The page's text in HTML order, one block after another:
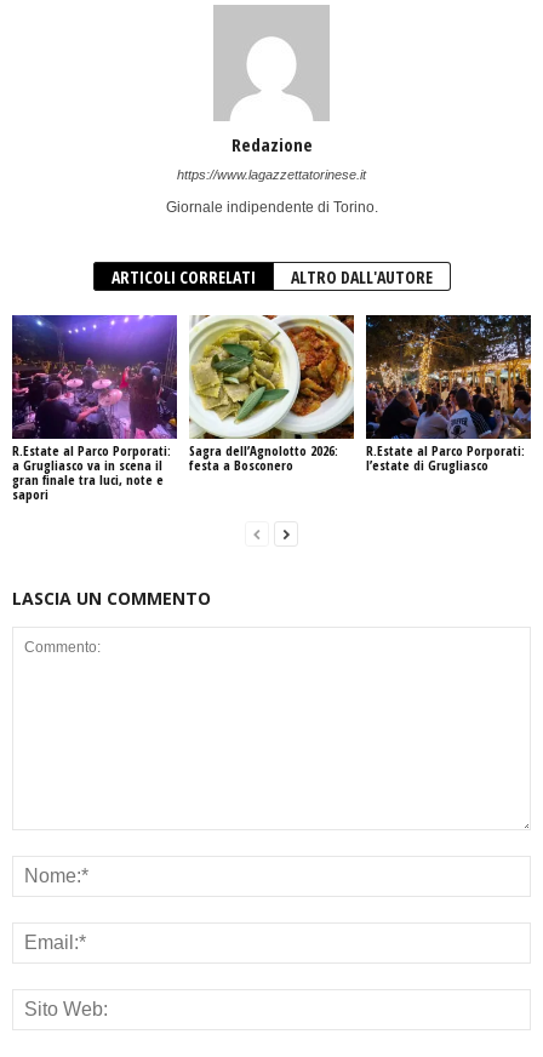
Redazione
https://www.lagazzettatorinese.it
Giornale indipendente di Torino.
ARTICOLI CORRELATI ALTRO DALL'AUTORE
R.Estate al Parco Porporati:
a Grugliasco va in scena il
gran finale tra luci, note e
sapori
Sagra dell’Agnolotto 2026:
festa a Bosconero
R.Estate al Parco Porporati:
l’estate di Grugliasco
LASCIA UN COMMENTO